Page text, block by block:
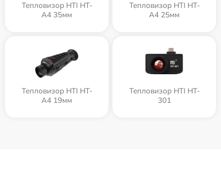
Тепловизор HTI HT-
A4 35мм
Тепловизор HTI HT-
A4 25мм
Тепловизор HTI HT-
A4 19мм
Тепловизор HTI HT-
301